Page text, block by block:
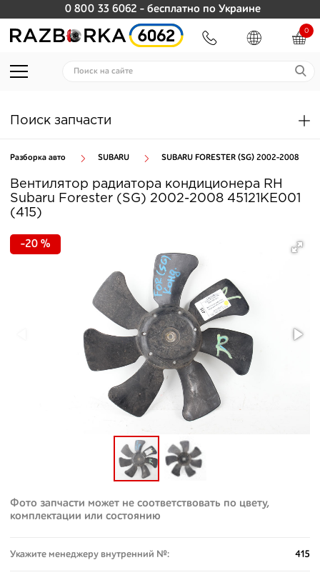
0 800 33 6062 - бесплатно по Украине
0
Поиск запчасти
Разборка авто SUBARU SUBARU FORESTER (SG) 2002-2008
Вентилятор радиатора кондиционера RH
Subaru Forester (SG) 2002-2008 45121KE001
(415)
-20 %
Фото запчасти может не соответствовать по цвету,
комплектации или состоянию
Укажите менеджеру внутренний №: 415